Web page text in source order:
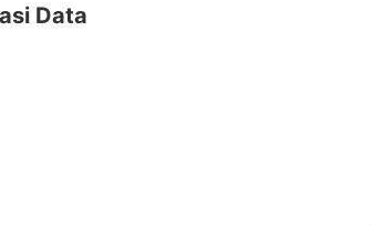
Data